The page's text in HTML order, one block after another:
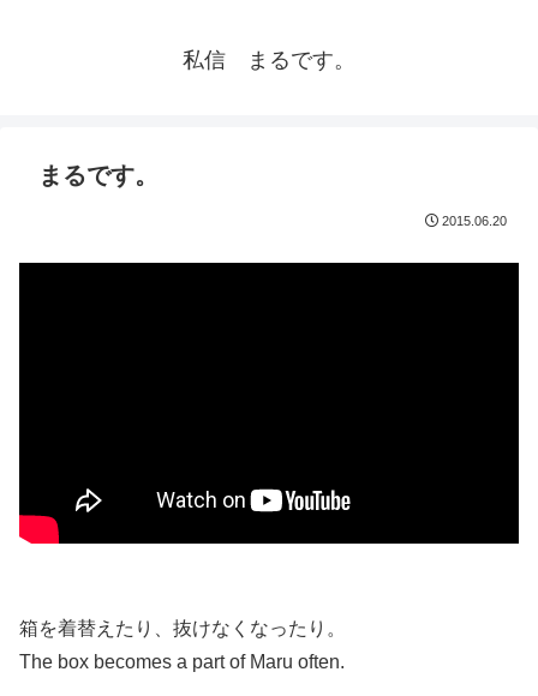
私信 まるです。
まるです。
2015.06.20
箱を着替えたり、抜けなくなったり。
The box becomes a part of Maru often.